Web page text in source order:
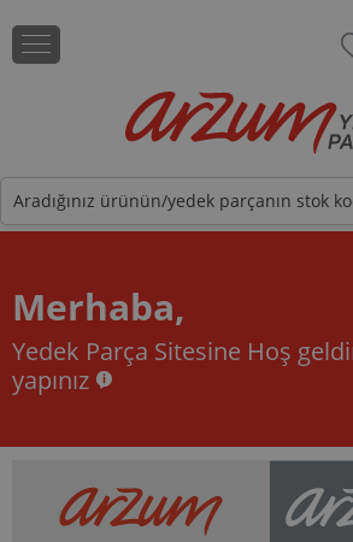
Merhaba,
Yedek Parça Sitesine Hoş
yapınız